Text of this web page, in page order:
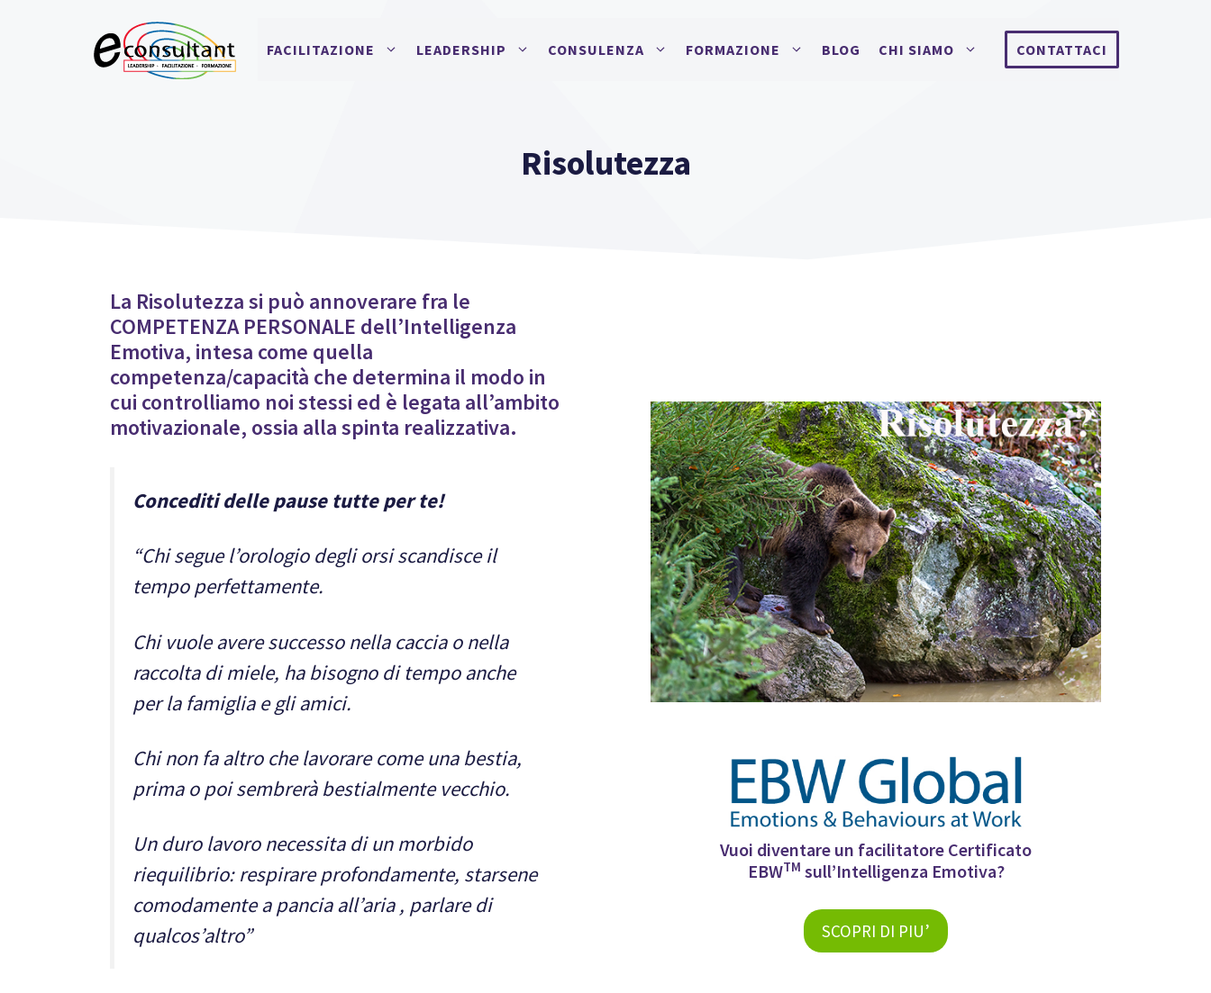
FACILITAZIONE LEADERSHIP CONSULENZA FORMAZIONE BLOG CHI SIAMO CONTATTACI
Risolutezza
La Risolutezza si può annoverare fra le
COMPETENZA PERSONALE dell’Intelligenza
Emotiva, intesa come quella
competenza/capacità che determina il modo in
cui controlliamo noi stessi ed è legata all’ambito
motivazionale, ossia alla spinta realizzativa.
Concediti delle pause tutte per te!
“Chi segue l’orologio degli orsi scandisce il
tempo perfettamente.
Chi vuole avere successo nella caccia o nella
raccolta di miele, ha bisogno di tempo anche
per la famiglia e gli amici.
Chi non fa altro che lavorare come una bestia,
prima o poi sembrerà bestialmente vecchio.
Un duro lavoro necessita di un morbido
riequilibrio: respirare profondamente, starsene
comodamente a pancia all’aria , parlare di
qualcos’altro”
Vuoi diventare un facilitatore Certificato
EBWTM sull’Intelligenza Emotiva?
SCOPRI DI PIU’